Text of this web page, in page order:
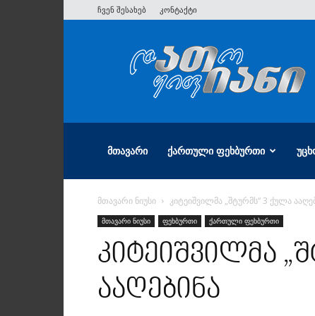
ჩვენ შესახებ კონტაქტი
ათიანი
ᲛᲗᲐᲕᲐᲠᲘ ᲥᲐᲠᲗᲣᲚᲘ ᲤᲔᲮᲑᲣᲠᲗᲘ
მთავარი ნიუსი კიტეიშვილმა „შტურმს“ 3 ქულა
მთავარი ნიუსი ფეხბურთი ქართული ფეხბურთი
კიტეიშვილმა
ააღებინა